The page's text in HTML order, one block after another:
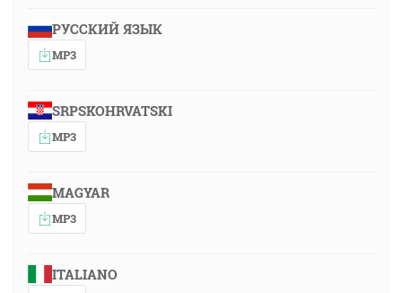
РУССКИЙ ЯЗЫК
MP3
SRPSKOHRVATSKI
MP3
MAGYAR
MP3
ITALIANO